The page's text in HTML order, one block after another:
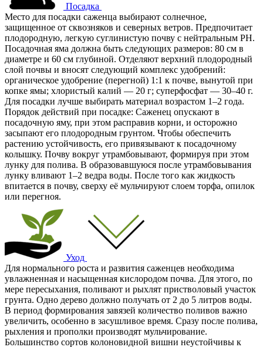
Посадка
Место для посадки саженца выбирают солнечное,
защищенное от сквозняков и северных ветров. Предпочитает
плодородную, легкую суглинистую почву с нейтральным РН.
Посадочная яма должна быть следующих размеров: 80 см в
диаметре и 60 см глубиной. Отделяют верхний плодородный
слой почвы и вносят следующий комплекс удобрений:
органическое удобрение (перегной) 1:1 к почве, вынутой при
копке ямы; хлористый калий — 20 г; суперфосфат — 30–40 г.
Для посадки лучше выбирать материал возрастом 1–2 года.
Порядок действий при посадке: Саженец опускают в
посадочную яму, при этом расправив корни, и осторожно
засыпают его плодородным грунтом. Чтобы обеспечить
растению устойчивость, его привязывают к посадочному
колышку. Почву вокруг утрамбовывают, формируя при этом
лунку для полива. В образовавшуюся после утрамбовывания
лунку вливают 1–2 ведра воды. После того как жидкость
впитается в почву, сверху её мульчируют слоем торфа, опилок
или перегноя.
Уход
Для нормального роста и развития саженцев необходима
увлажненная и насыщенная кислородом почва. Для этого, по
мере пересыхания, поливают и рыхлят пристволовый участок
грунта. Одно дерево должно получать от 2 до 5 литров воды.
В период формирования завязей количество поливов важно
увеличить, особенно в засушливое время. Сразу после полива,
рыхления и прополки производят мульчирование.
Большинство сортов колоновидной вишни неустойчивы к